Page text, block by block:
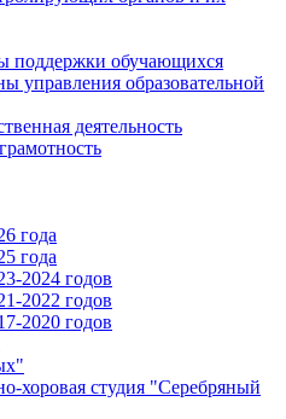
поддержки обучающихся
управления образовательной
деятельность
года
года
2024 годов
2022 годов
2020 годов
хоровая студия "Серебряный